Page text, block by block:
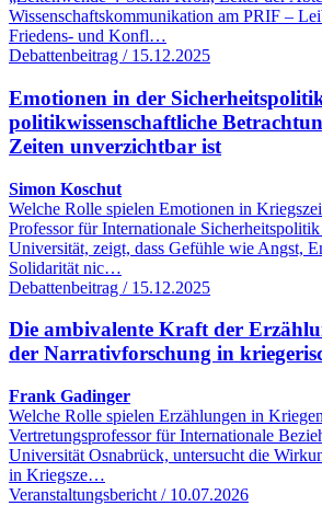
Wissenschaftskommunikation am PRIF –
Friedens- und Konfl…
Debattenbeitrag / 15.12.2025
Emotionen in der
politikwissenschaftliche
Zeiten unverzichtbar ist
Simon Koschut
Welche Rolle spielen Emotionen in
Professor für Internationale
Universität, zeigt, dass Gefühle wie Angst,
Solidarität nic…
Debattenbeitrag / 15.12.2025
Die ambivalente Kraft der
der Narrativforschung in
Frank Gadinger
Welche Rolle spielen Erzählungen in
Vertretungsprofessor für Internationale
Universität Osnabrück, untersucht die
in Kriegsze…
Veranstaltungsbericht / 10.07.2026